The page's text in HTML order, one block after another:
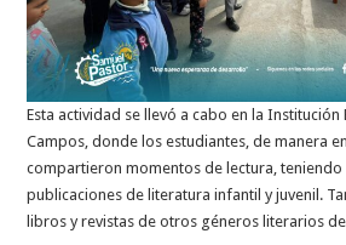
Esta actividad se llevó a cabo en la Institución
Campos, donde los estudiantes, de manera
compartieron momentos de lectura, teniendo
publicaciones de literatura infantil y juvenil.
libros y revistas de otros géneros literarios